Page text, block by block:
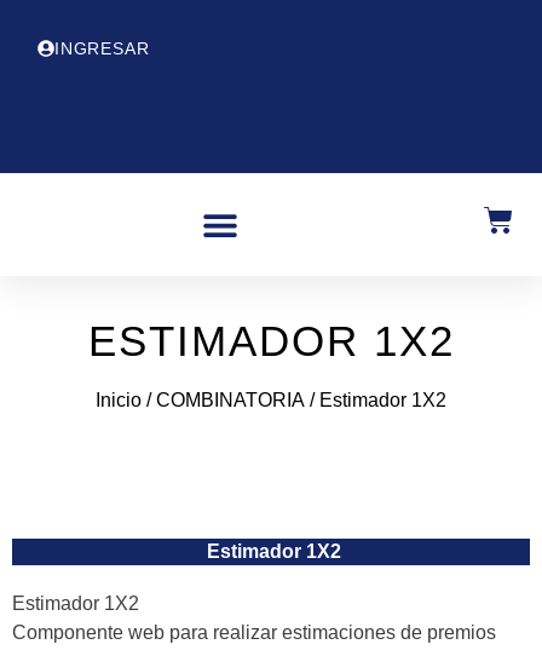
INGRESAR
ESTIMADOR 1X2
Inicio /COMBINATORIA / Estimador 1X2
Estimador 1X2
Estimador 1X2
Componente web para realizar estimaciones de premios